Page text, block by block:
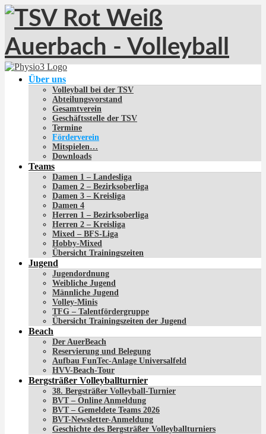
Über uns
Volleyball bei der TSV
Abteilungsvorstand
Gesamtverein
Geschäftsstelle der TSV
Termine
Förderverein
Mitspielen…
Downloads
Teams
Damen 1 – Landesliga
Damen 2 – Bezirksoberliga
Damen 3 – Kreisliga
Damen 4
Herren 1 – Bezirksoberliga
Herren 2 – Kreisliga
Mixed – BFS-Liga
Hobby-Mixed
Übersicht Trainingszeiten
Jugend
Jugendordnung
Weibliche Jugend
Männliche Jugend
Volley-Minis
TFG – Talentfördergruppe
Übersicht Trainingszeiten der Jugend
Beach
Der AuerBeach
Reservierung und Belegung
Aufbau FunTec-Anlage Universalfeld
HVV-Beach-Tour
Bergsträßer Volleyballturnier
38. Bergsträßer Volleyball-Turnier
BVT – Online Anmeldung
BVT – Gemeldete Teams 2026
BVT-Newsletter-Anmeldung
Geschichte des Bergsträßer Volleyballturniers